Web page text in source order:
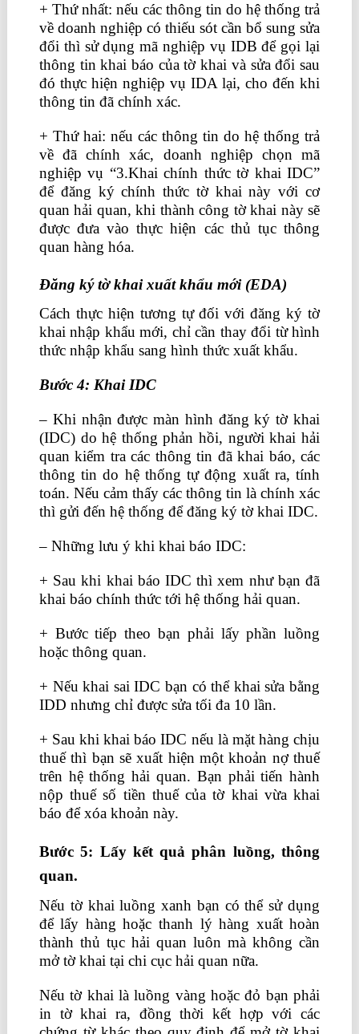
+ Thứ nhất: nếu các thông tin do hệ thống trả
về doanh nghiệp có thiếu sót cần bổ sung sửa
đổi thì sử dụng mã nghiệp vụ IDB để gọi lại
thông tin khai báo của tờ khai và sửa đổi sau
đó thực hiện nghiệp vụ IDA lại, cho đến khi
thông tin đã chính xác.
+ Thứ hai: nếu các thông tin do hệ thống trả
về đã chính xác, doanh nghiệp chọn mã
nghiệp vụ “3.Khai chính thức tờ khai IDC”
để đăng ký chính thức tờ khai này với cơ
quan hải quan, khi thành công tờ khai này sẽ
được đưa vào thực hiện các thủ tục thông
quan hàng hóa.
Đăng ký tờ khaixuất khẩu mới (EDA)
Cách thực hiện tương tự đối với đăng ký tờ
khai nhập khẩu mới, chỉ cần thay đổi từ hình
thức nhập khẩu sang hình thức xuất khẩu.
Bước4: Khai IDC
– Khi nhận được màn hình đăng ký tờ khai
(IDC) do hệ thống phản hồi, người khai hải
quan kiểm tra các thông tin đã khai báo, các
thông tin do hệ thống tự động xuất ra, tính
toán. Nếu cảm thấy các thông tin là chính xác
thì gửi đến hệ thống để đăng ký tờ khai IDC.
– Những lưu ý khi khai báo IDC:
+ Sau khi khai báo IDC thì xem như bạn đã
khai báo chính thức tới hệ thống hải quan.
+ Bước tiếp theo bạn phải lấy phần luồng
hoặc thông quan.
+ Nếu khai sai IDC bạn có thể khai sửa bằng
IDD nhưng chỉ được sửa tối đa 10 lần.
+ Sau khi khai báo IDC nếu là mặt hàng chịu
thuế thì bạn sẽ xuất hiện một khoản nợ thuế
trên hệ thống hải quan. Bạn phải tiến hành
nộp thuế số tiền thuế của tờ khai vừa khai
báo để xóa khoản này.
Bước 5: Lấy kết quả phân luồng, thông
quan.
Nếu tờ khai luồng xanh bạn có thể sử dụng
để lấy hàng hoặc thanh lý hàng xuất hoàn
thành thủ tục hải quan luôn mà không cần
mở tờ khai tại chi cục hải quan nữa.
Nếu tờ khai là luồng vàng hoặc đỏ bạn phải
in tờ khai ra, đồng thời kết hợp với các